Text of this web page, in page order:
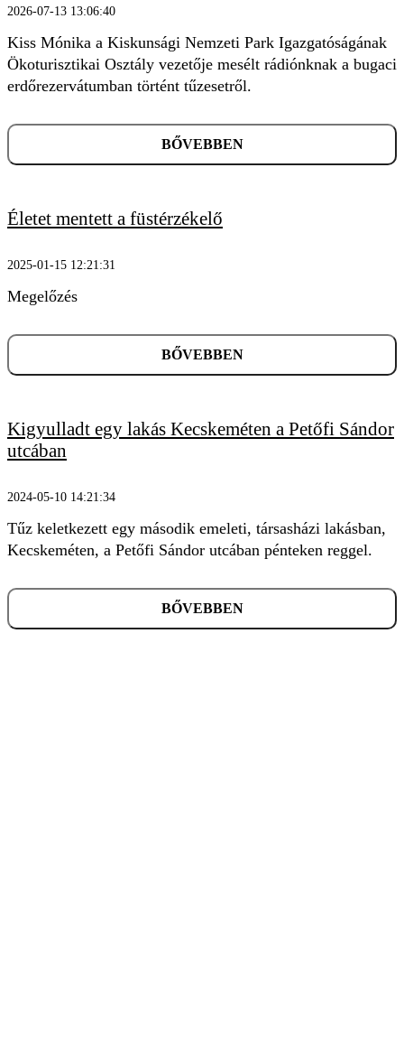
KERESÉS
2026-07-13 13:06:40
Kiss Mónika a Kiskunsági Nemzeti Park Igazgatóságának
Ökoturisztikai Osztály vezetője mesélt rádiónknak a bugaci
erdőrezervátumban történt tűzesetről.
BŐVEBBEN
Életet mentett a füstérzékelő
2025-01-15 12:21:31
Megelőzés
BŐVEBBEN
Kigyulladt egy lakás Kecskeméten a Petőfi Sándor
utcában
2024-05-10 14:21:34
Tűz keletkezett egy második emeleti, társasházi lakásban,
Kecskeméten, a Petőfi Sándor utcában pénteken reggel.
BŐVEBBEN